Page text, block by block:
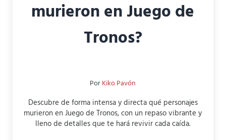
murieron en Juego de
Tronos?
PorKiko Pavón
Descubre de forma intensa y directa qué personajes
murieron en Juego de Tronos, con un repaso vibrante y
lleno de detalles que te hará revivir cada caída.